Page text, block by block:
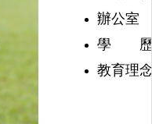
辦公室
學 歷：
教育理